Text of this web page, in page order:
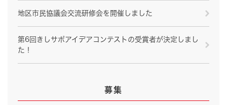
地区市民協議会交流研修会を開催しました
第6回きしサポアイデアコンテストの受賞者が決定しまし
た！
募集